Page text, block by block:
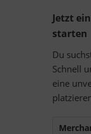
Jetzt
starten
Du
Schnell
eine